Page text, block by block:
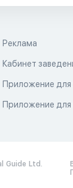
Реклама
Кабинет
Приложение для
Приложение для
Guide Ltd.